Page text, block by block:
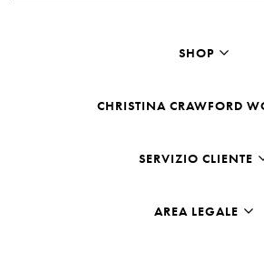
SHOP
CHRISTINA CRAWFORD
SERVIZIO CLIENTE
AREA LEGALE